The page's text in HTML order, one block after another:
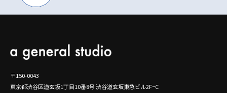
〒150-0043
東京都渋谷区道玄坂1丁目10番8号 渋谷道玄坂東急ビル2F−C